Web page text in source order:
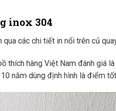
inox 304
các chi tiết in nổi trên củ
thích hàng Việt Nam đánh giá
năm dùng định hình là điểm